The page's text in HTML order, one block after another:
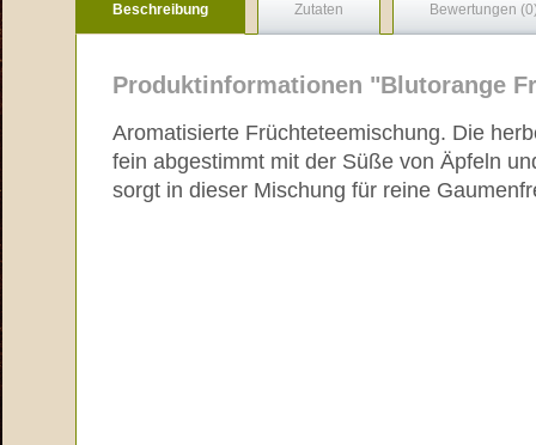
Beschreibung Zutaten Bewertungen
Produktinformationen "Blutorange
Aromatisierte Früchteteemischung. Die
fein abgestimmt mit der Süße von Äpfeln
sorgt in dieser Mischung für reine